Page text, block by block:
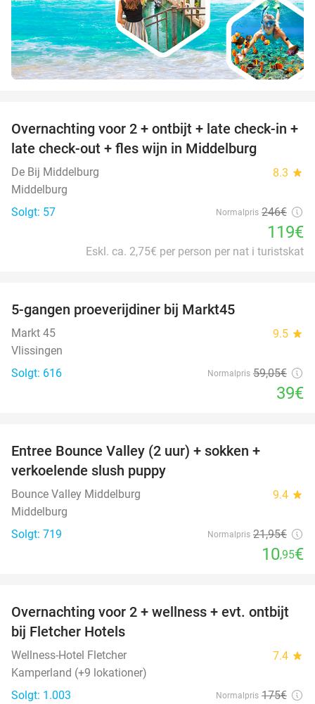
52%
Overnachting voor 2 + ontbijt + late check-in +
late check-out + fles wijn in Middelburg
De Bij Middelburg 8.3 star
Middelburg
Solgt: 57
Normalpris 246€
119€
Eskl. ca. 2,75€ per person per nat i turistskat
5-gangen proeverijdiner bij Markt45
Markt 45 9.5 star
Vlissingen
Solgt: 616
Normalpris 59,05€
39€
Entree Bounce Valley (2 uur) + sokken +
verkoelende slush puppy
Bounce Valley Middelburg 9.4 star
Middelburg
Solgt: 719
Normalpris 21,95€
10,95€
55%
Overnachting voor 2 + wellness + evt. ontbijt
bij Fletcher Hotels
Wellness-Hotel Fletcher 7.4 star
Kamperland (+9 lokationer)
Solgt: 1.003
Normalpris 175€